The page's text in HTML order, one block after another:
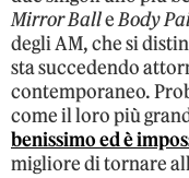
Mirror BalleBody
degli AM, che si
sta succedendo
contemporaneo.
come il loro più
benissimo ed è
migliore di tornare